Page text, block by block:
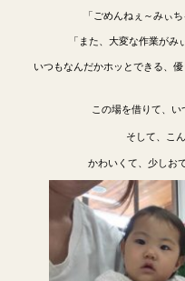
「ごめんねぇ～みぃ
「また、大変な作業が
いつもなんだかホッとできる、
この場を借りて、
そして、こ
かわいくて、少しお